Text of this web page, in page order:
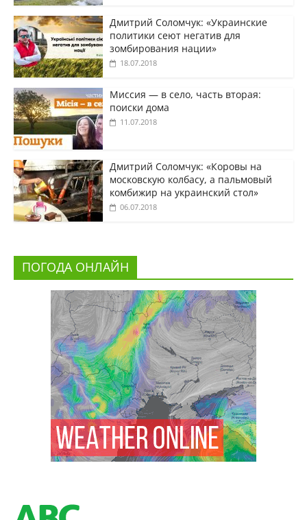
Дмитрий Соломчук: «Украинские
политики сеют негатив для
зомбирования нации»
18.07.2018
Миссия — в село, часть вторая:
поиски дома
11.07.2018
Дмитрий Соломчук: «Коровы на
московскую колбасу, а пальмовый
комбижир на украинский стол»
06.07.2018
ПОГОДА ОНЛАЙН